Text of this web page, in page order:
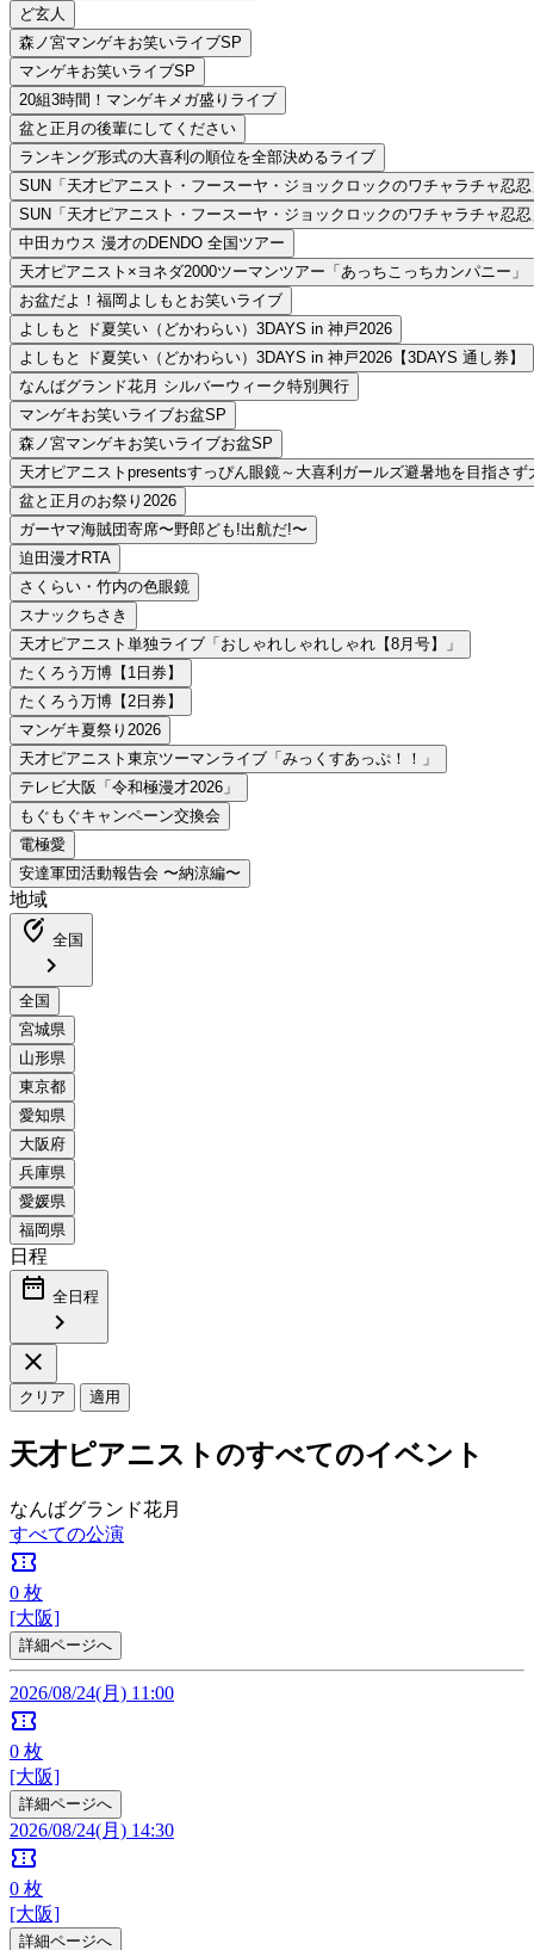
地域
edit_location_alt 全国
chevron_right
日程
date_range 全日程
chevron_right
close
クリア 適用
天才ピアニストのすべてのイベント
なんばグランド花月
すべての公演
confirmation_number
0 枚
[大阪]
詳細ページへ
2026/08/24(月) 11:00
confirmation_number
0 枚
[大阪]
詳細ページへ
2026/08/24(月) 14:30
confirmation_number
0 枚
[大阪]
詳細ページへ